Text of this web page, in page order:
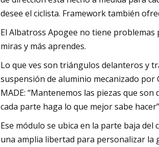
desee el ciclista. Framework también
El Albatross Apogee no tiene
miras y más aprendes.
Lo que ves son triángulos delanteros y
suspensión de aluminio mecanizado por
MADE: “Mantenemos las piezas que
cada parte haga lo que mejor sabe
Ese módulo se ubica en la parte baja
una amplia libertad para personalizar la